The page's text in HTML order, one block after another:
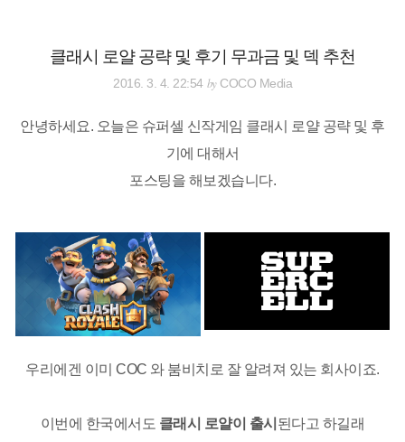
기
클래시 로얄 공략 및 후기 무과금 및 덱 추천
2016. 3. 4. 22:54 byCOCO Media
안녕하세요. 오늘은 슈퍼셀 신작게임 클래시 로얄 공략 및 후
기에 대해서
포스팅을 해보겠습니다.
우리에겐 이미 COC 와 붐비치로 잘 알려져 있는 회사이죠.
이번에 한국에서도 클래시 로얄이 출시 된다고 하길래